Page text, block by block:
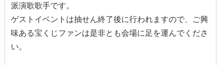
派演歌歌手です。
ゲストイベントは抽せん終了後に行われますので、ご興
味ある宝くじファンは是非とも会場に足を運んでくださ
い。